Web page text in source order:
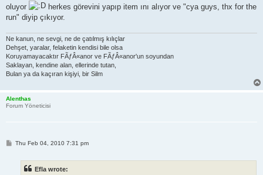
oluyor
herkes görevini yapıp item ını alıyor ve "cya guys, thx for the
run" diyip çıkıyor.
Ne kanun, ne sevgi, ne de çatılmış kılıçlar
Dehşet, yaralar, felaketin kendisi bile olsa
Koruyamayacaktır FÃƒÂ«anor ve FÃƒÂ«anor'un soyundan
Saklayan, kendine alan, ellerinde tutan,
Bulan ya da kaçıran kişiyi, bir Silm
Alenthas
Forum Yöneticisi
PThu Feb 04, 2010 7:31 pm
Efla wrote: